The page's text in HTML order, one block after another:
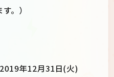
。）
年12月31日(火)